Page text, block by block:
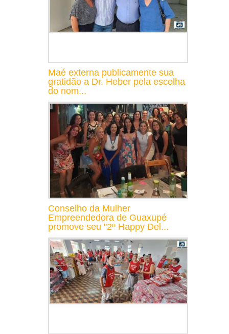
Maé externa publicamente sua
gratidão a Dr. Heber pela escolha
do nom...
Conselho da Mulher
Empreendedora de Guaxupé
promove seu "2º Happy Del...